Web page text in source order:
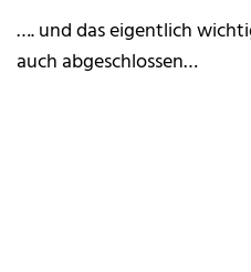
…. und das eigentlich
auch abgeschlossen…